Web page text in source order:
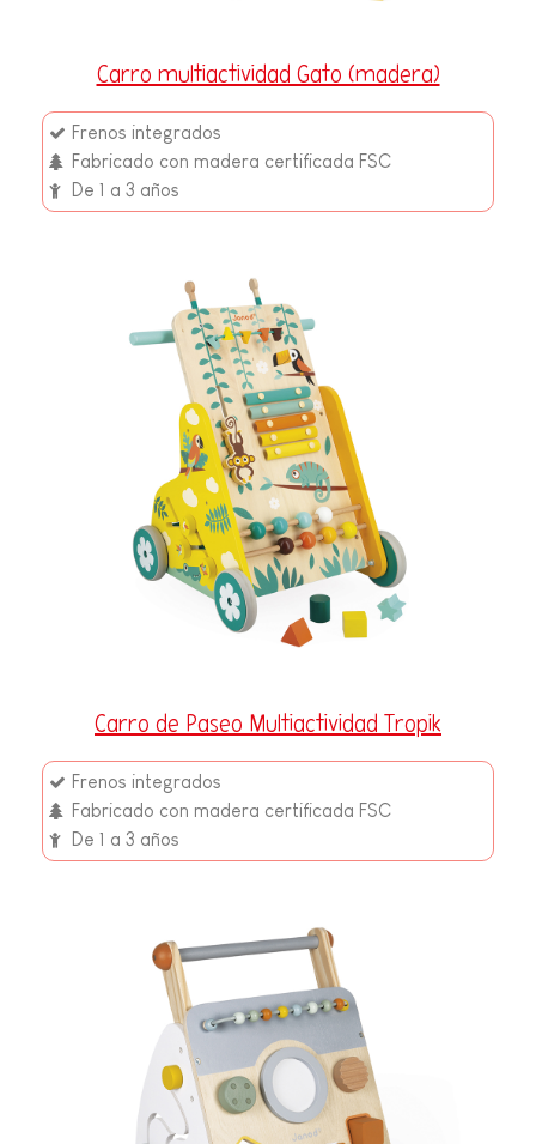
Carro multiactividad Gato (madera)
Frenos integrados
Fabricado con madera certificada FSC
De 1 a 3 años
Carro de Paseo Multiactividad Tropik
Frenos integrados
Fabricado con madera certificada FSC
De 1 a 3 años